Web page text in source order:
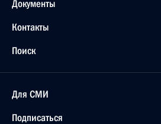
Документы
Контакты
Поиск
Для СМИ
Подписаться